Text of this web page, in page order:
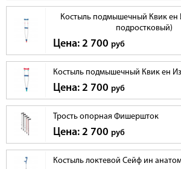
Костыль подмышечный Квик ен
подростковый)
Цена: 2 700 руб
Костыль подмышечный Квик ен
Цена: 2 700 руб
Трость опорная Фишершток
Цена: 2 700 руб
Костыль локтевой Сейф ин